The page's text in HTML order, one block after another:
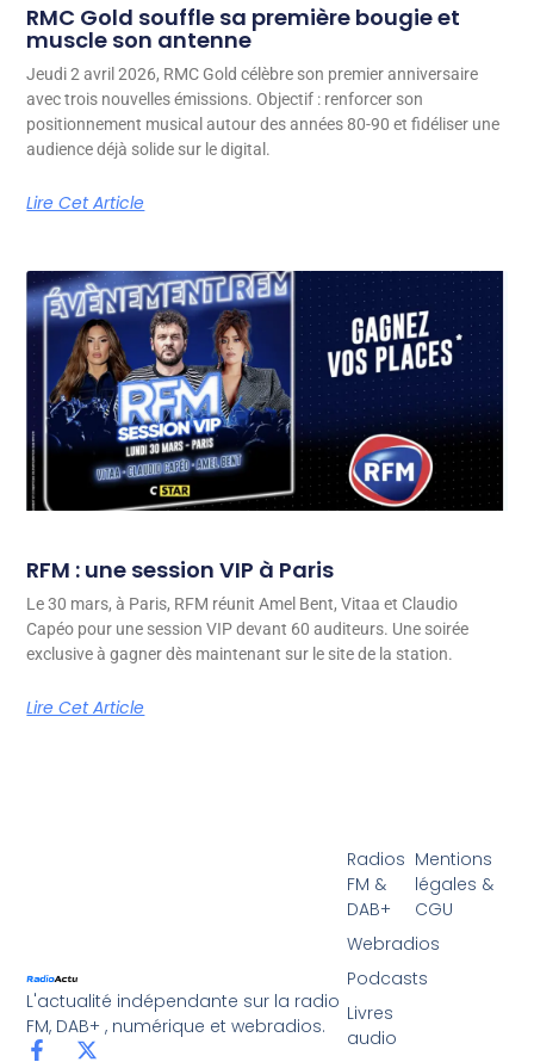
RMC Gold souffle sa première bougie et
muscle son antenne
Jeudi 2 avril 2026, RMC Gold célèbre son premier anniversaire
avec trois nouvelles émissions. Objectif : renforcer son
positionnement musical autour des années 80-90 et fidéliser une
audience déjà solide sur le digital.
Lire Cet Article
RFM : une session VIP à Paris
Le 30 mars, à Paris, RFM réunit Amel Bent, Vitaa et Claudio
Capéo pour une session VIP devant 60 auditeurs. Une soirée
exclusive à gagner dès maintenant sur le site de la station.
Lire Cet Article
L'actualité indépendante sur la radio
FM, DAB+ , numérique et webradios.
Radios
FM &
DAB+
Webradios
Podcasts
Livres
audio
Mentions
légales &
CGU